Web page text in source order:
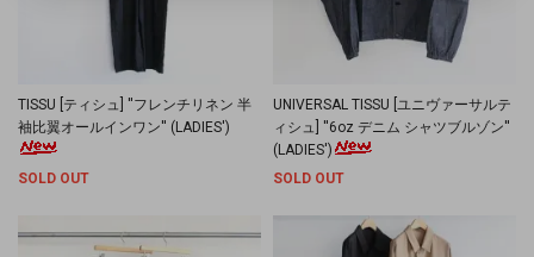
TISSU [ティシュ] ''フレンチリネン 半
袖比翼オールインワン'' (LADIES')
SOLD OUT
UNIVERSAL TISSU [ユニヴァーサルテ
ィシュ] ''6oz デニム シャツブルゾン''
(LADIES')
SOLD OUT